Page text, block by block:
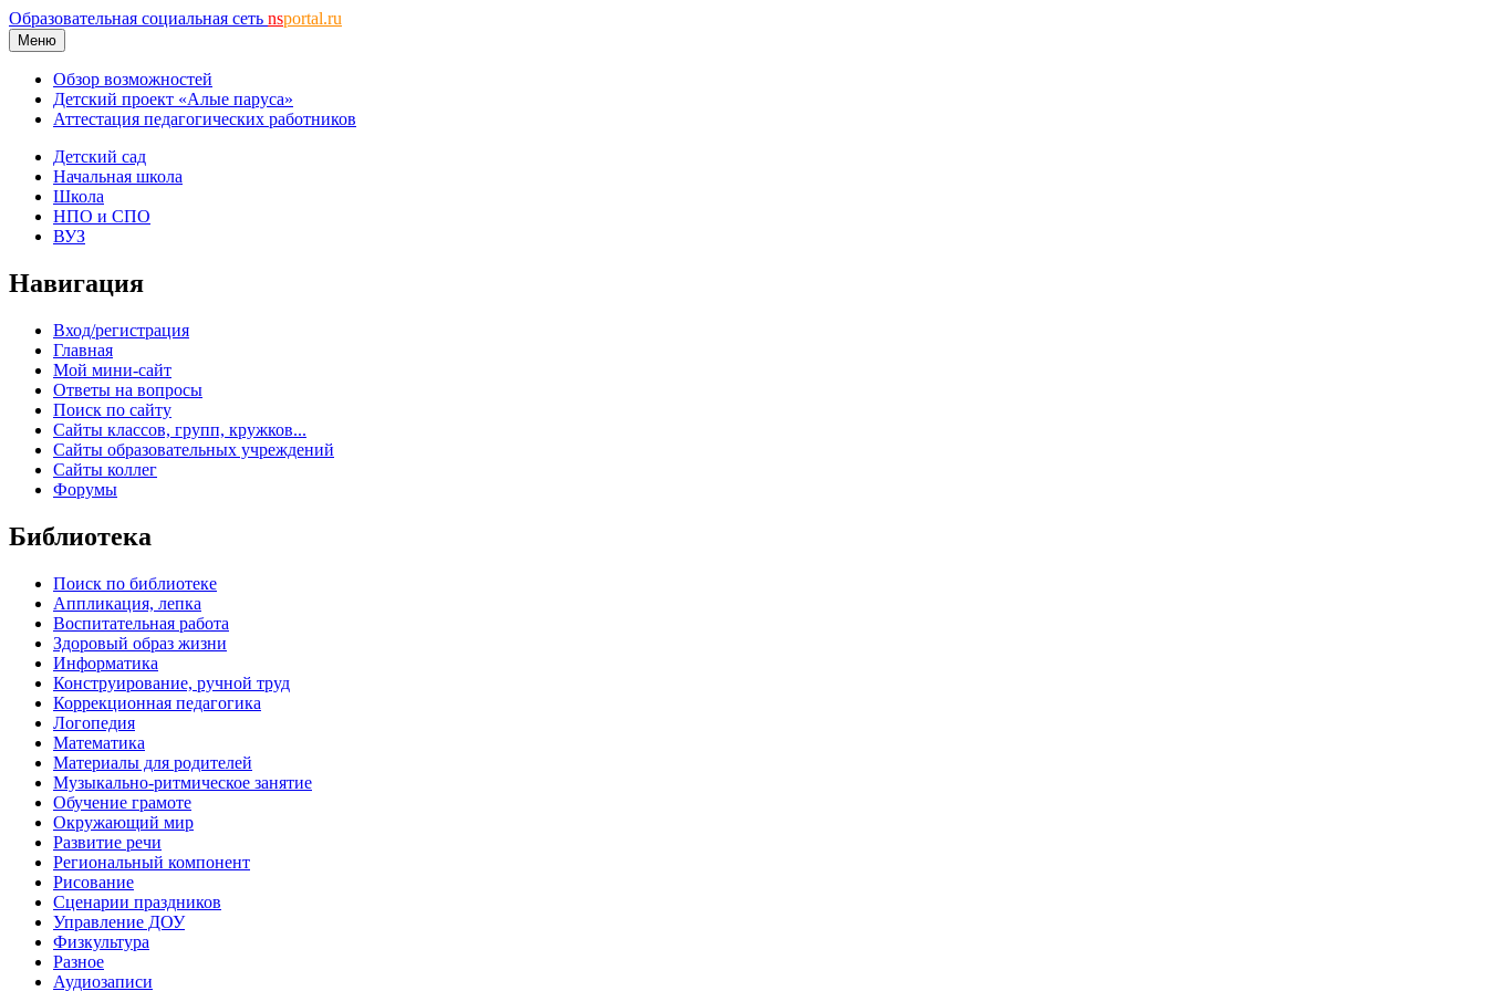
Образовательная социальная сеть nsportal.ru
Меню
Обзор возможностей
Детский проект «Алые паруса»
Аттестация педагогических работников
Детский сад
Начальная школа
Школа
НПО и СПО
ВУЗ
Навигация
Вход/регистрация
Главная
Мой мини-сайт
Ответы на вопросы
Поиск по сайту
Сайты классов, групп, кружков...
Сайты образовательных учреждений
Сайты коллег
Форумы
Библиотека
Поиск по библиотеке
Аппликация, лепка
Воспитательная работа
Здоровый образ жизни
Информатика
Конструирование, ручной труд
Коррекционная педагогика
Логопедия
Математика
Материалы для родителей
Музыкально-ритмическое занятие
Обучение грамоте
Окружающий мир
Развитие речи
Региональный компонент
Рисование
Сценарии праздников
Управление ДОУ
Физкультура
Разное
Аудиозаписи